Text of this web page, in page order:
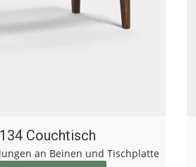
Couchtisch
an Beinen und Tischplatte